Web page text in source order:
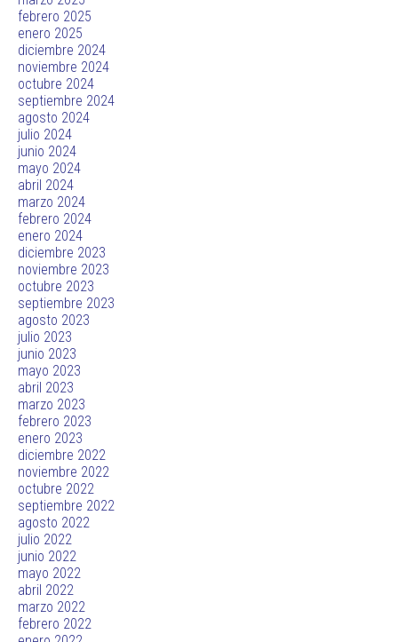
febrero 2025
enero 2025
diciembre 2024
noviembre 2024
octubre 2024
septiembre 2024
agosto 2024
julio 2024
junio 2024
mayo 2024
abril 2024
marzo 2024
febrero 2024
enero 2024
diciembre 2023
noviembre 2023
octubre 2023
septiembre 2023
agosto 2023
julio 2023
junio 2023
mayo 2023
abril 2023
marzo 2023
febrero 2023
enero 2023
diciembre 2022
noviembre 2022
octubre 2022
septiembre 2022
agosto 2022
julio 2022
junio 2022
mayo 2022
abril 2022
marzo 2022
febrero 2022